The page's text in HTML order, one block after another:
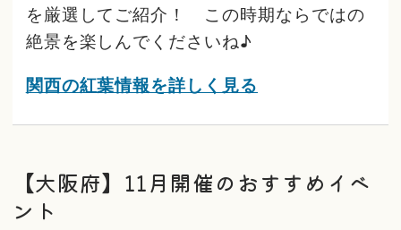
を厳選してご紹介！ この時期ならではの
絶景を楽しんでくださいね♪
関西の紅葉情報を詳しく見る
【大阪府】11月開催のおすすめイベ
ント